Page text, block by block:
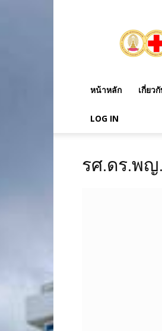
วิชา
กุมาร
เวชศาสตร์
หน้าหลัก เกี่ยว
LOG IN
รศ.ดร.พญ